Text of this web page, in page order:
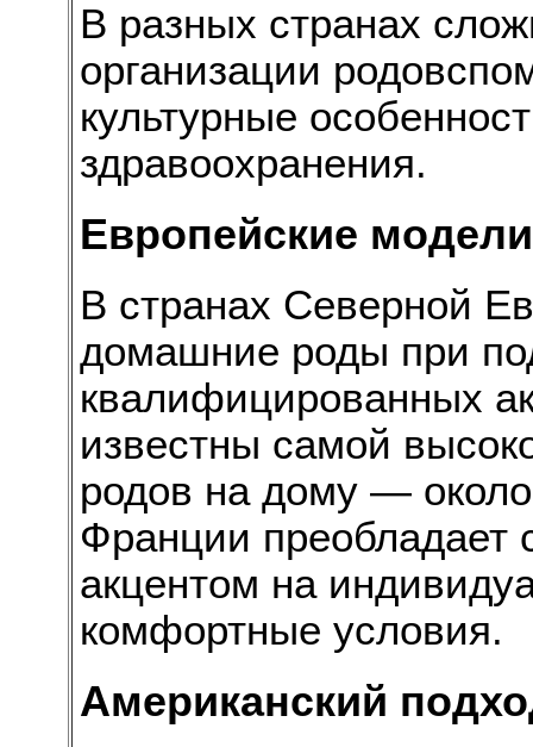
В разных странах
организации
культурные
здравоохранения.
Европейские модели
В странах Северной
домашние роды при
квалифицированных
известны самой
родов на дому —
Франции преобладает
акцентом на
комфортные условия.
Американский